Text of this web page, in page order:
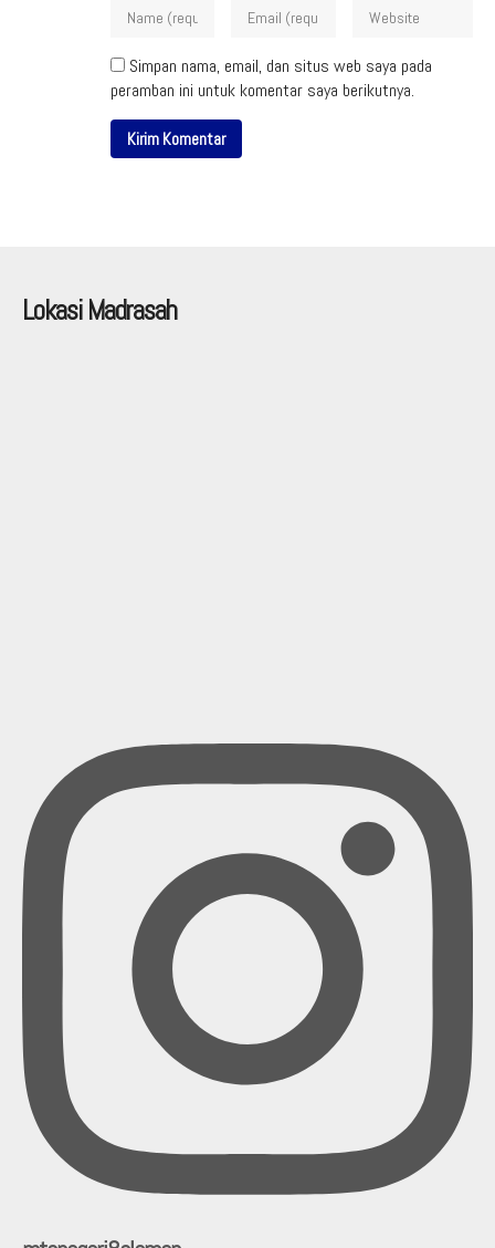
Simpan nama, email, dan situs web saya pada
peramban ini untuk komentar saya berikutnya.
Lokasi Madrasah